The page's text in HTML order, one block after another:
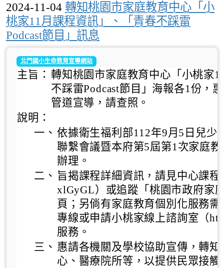
2024-11-04 轉知桃園市家庭教育中心「小
桃家11月課程資訊」、「青春不踩雷
Podcast節目」訊息
北門國小生命教育宣導網站
主旨： 轉知桃園市家庭教育中心「小桃家
不踩雷Podcast節目」海報各1份，
管道宣導，請查照。
說明：
一、 依據衛生福利部112年9月5日兒少
聯繫會議暨本府第5屆第1次家庭
辦理。
二、 旨揭課程詳細資訊，請見中心課程
xlGyGL）或追蹤「桃園市政府家
頁；另倘有家庭教育個別化服務
專線或申請小桃家線上諮詢室（
服務。
三、 惠請各機關及學校協助宣傳，轉
心、醫療院所等，以提供民眾接